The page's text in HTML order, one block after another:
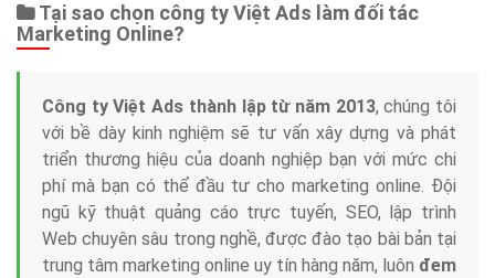
Tại sao chọn công ty Việt Ads làm đối tác
Marketing Online?
Công ty Việt Ads thành lập từ năm 2013, chúng tôi
với bề dày kinh nghiệm sẽ tư vấn xây dựng và phát
triển thương hiệu của doanh nghiệp bạn với mức chi
phí mà bạn có thể đầu tư cho marketing online. Đội
ngũ kỹ thuật quảng cáo trực tuyến, SEO, lập trình
Web chuyên sâu trong nghề, được đào tạo bài bản tại
trung tâm marketing online uy tín hàng năm, luôn đem